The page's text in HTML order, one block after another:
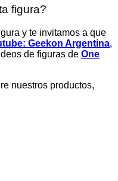
figura?
y te invitamos a que
Geekon Argentina,
de figuras de One
nuestros productos,